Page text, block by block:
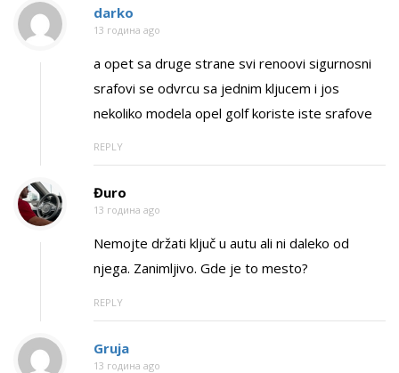
darko
13 година ago
a opet sa druge strane svi renoovi sigurnosni
srafovi se odvrcu sa jednim kljucem i jos
nekoliko modela opel golf koriste iste srafove
REPLY
Đuro
13 година ago
Nemojte držati ključ u autu ali ni daleko od
njega. Zanimljivo. Gde je to mesto?
REPLY
Gruja
13 година ago